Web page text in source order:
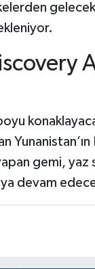
gemi, yaz
devam